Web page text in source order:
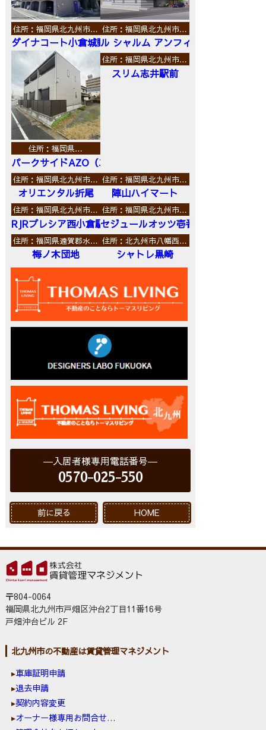
住所：福岡県北九州市…
ダイナコート小倉城野
住所：福岡県北九州市…
ル シャルム アンフィニ
住所：福岡県…
パークサイドAZO（エーゼットオー）
住所：福岡県北九州市…
スリム志井駅前
住所：福岡県北九州市…
オリエンタル折尾
住所：福岡県北九州市…
陣山ハイマート
住所：福岡県北九州市…
RJRプレシア西小倉駅前
住所：福岡県北九州市…
セジュールオッツ壱番館
住所：福岡県遠賀郡水…
梅ノ木団地
住所：北九州市八幡西…
シャトレ黒崎
入居者様専用電話番号
0570-025-550
前に戻る HOME
〒804-0064
福岡県北九州市戸畑区沖台2丁目11番16号
戸畑沖台ビル 2F
北九州市の不動産は賃貸管理マネジメント
車庫証明申請
退去申請
契約内容変更
オーナー様専用お問合せ窓口